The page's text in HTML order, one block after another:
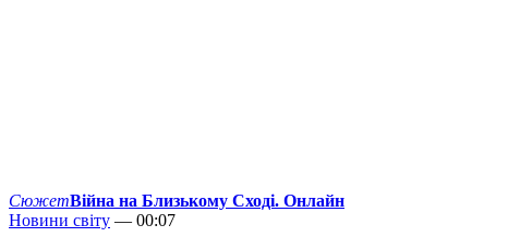
СюжетВійна на Близькому Сході. Онлайн
Новини світу — 00:07